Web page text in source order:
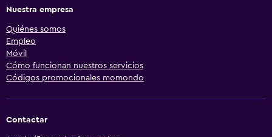
Nuestra empresa
Quiénes somos
Empleo
Móvil
Cómo funcionan nuestros servicios
Códigos promocionales momondo
Contactar